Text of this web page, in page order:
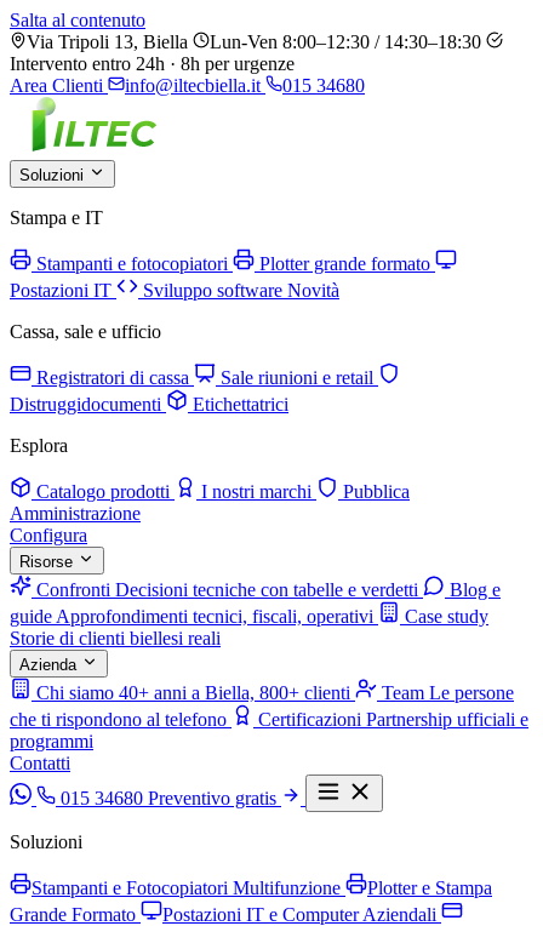
Salta al contenuto
Via Tripoli 13, Biella
Lun-Ven 8:00–12:30 / 14:30–18:30
Intervento entro 24h · 8h per urgenze
Area Clienti
info@iltecbiella.it 015 34680
Soluzioni
Stampa e IT
Stampanti e fotocopiatori
Plotter grande formato
Postazioni IT
Sviluppo software Novità
Cassa, sale e ufficio
Registratori di cassa
Sale riunioni e retail
Distruggidocumenti
Etichettatrici
Esplora
Catalogo prodotti I nostri marchi
Pubblica
Amministrazione
Configura
Risorse
Confronti Decisioni tecniche con tabelle e verdetti
Blog e
guide Approfondimenti tecnici, fiscali, operativi
Case study
Storie di clienti biellesi reali
Azienda
Chi siamo 40+ anni a Biella, 800+ clienti Team Le persone
che ti rispondono al telefono
Certificazioni Partnership ufficiali e
programmi
Contatti
015 34680 Preventivo gratis
Soluzioni
Stampanti e Fotocopiatori Multifunzione
Plotter e Stampa
Grande Formato
Postazioni IT e Computer Aziendali